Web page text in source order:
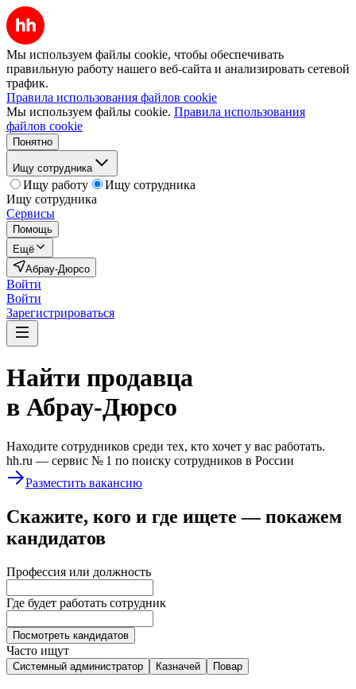
Мы используем файлы cookie, чтобы обеспечивать
правильную работу нашего веб-сайта и анализировать сетевой
трафик.
Правила использования файлов cookie
Мы используем файлы cookie. Правила использования
файлов cookie
Понятно
Ищу сотрудника
Ищу работу
Ищу сотрудника
Ищу сотрудника
Сервисы
Помощь
Ещё
Абрау-Дюрсо
Войти
Войти
Зарегистрироваться
Найти продавца
в Абрау-Дюрсо
Находите сотрудников среди тех, кто хочет у вас работать.
hh.ru — сервис № 1 по поиску сотрудников в России
Разместить вакансию
Скажите, кого и где ищете — покажем
кандидатов
Профессия или должность
Где будет работать сотрудник
Посмотреть кандидатов
Часто ищут
Системный администратор Казначей Повар